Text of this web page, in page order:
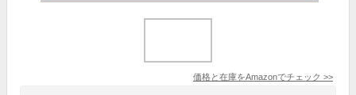
価格と在庫をAmazonでチェック >>